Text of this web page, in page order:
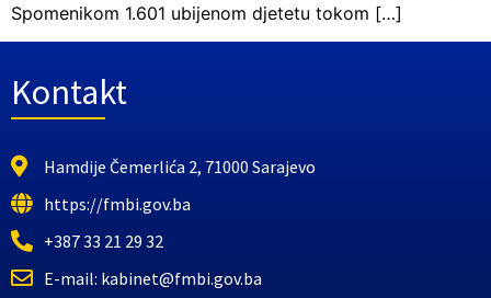
Spomenikom 1.601 ubijenom djetetu tokom […]
Kontakt
Hamdije Čemerlića 2, 71000 Sarajevo
https://fmbi.gov.ba
+387 33 21 29 32
E-mail: kabinet@fmbi.gov.ba